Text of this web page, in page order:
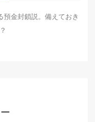
預金封鎖説。備えておき